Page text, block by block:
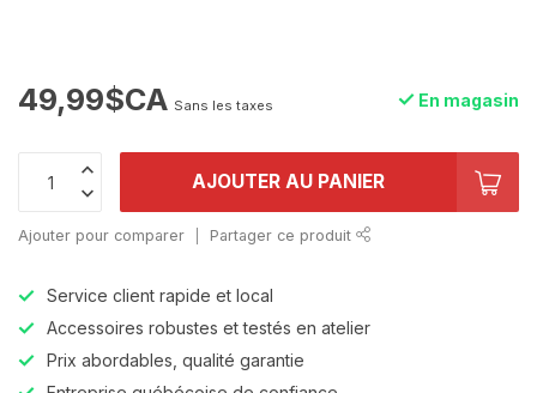
49,99$CA Sans les taxes En magasin
AJOUTER AU PANIER
Ajouter pour comparer Partager ce produit
Service client rapide et local
Accessoires robustes et testés en atelier
Prix abordables, qualité garantie